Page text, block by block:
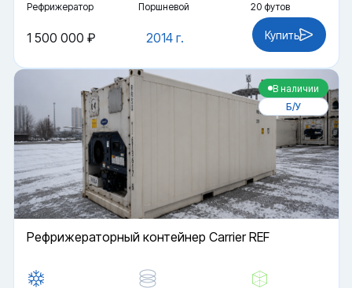
Рефрижератор Поршневой 20 футов
2014 г.
1 500 000 ₽ Купить
В наличии
Б/У
Рефрижераторный контейнер Carrier REF